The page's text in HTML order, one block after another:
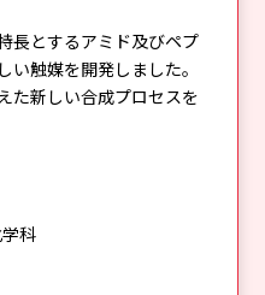
長とするアミド及びペプ
触媒を開発しました。
た新しい合成プロセスを
科